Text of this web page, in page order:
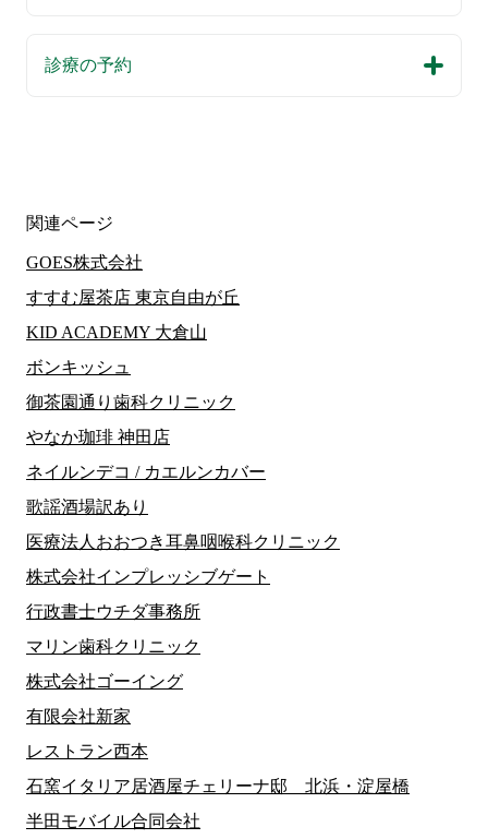
診療の予約
関連ページ
GOES株式会社
すすむ屋茶店 東京自由が丘
KID ACADEMY 大倉山
ボンキッシュ
御茶園通り歯科クリニック
やなか珈琲 神田店
ネイルンデコ / カエルンカバー
歌謡酒場訳あり
医療法人おおつき耳鼻咽喉科クリニック
株式会社インプレッシブゲート
行政書士ウチダ事務所
マリン歯科クリニック
株式会社ゴーイング
有限会社新家
レストラン西本
石窯イタリア居酒屋チェリーナ邸 北浜・淀屋橋
半田モバイル合同会社